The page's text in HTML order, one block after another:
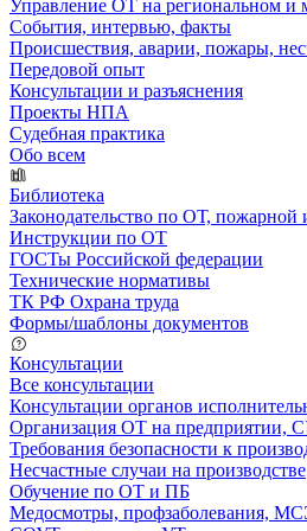
Управление ОТ на региональном и
События, интервью, факты
Происшествия, аварии, пожары,
Передовой опыт
Консультации и разъяснения
Проекты НПА
Судебная практика
Обо всем
Библиотека
Законодательство по ОТ,
Инструкции по ОТ
ГОСТы Российской федерации
Технические нормативы
ТК РФ Охрана труда
Формы/шаблоны документов
Консультации
Все консультации
Консультации органов
Организация ОТ на предприятии,
Требования безопасности к
Несчастные случаи на производстве
Обучение по ОТ и ПБ
Медосмотры, профзаболевания,